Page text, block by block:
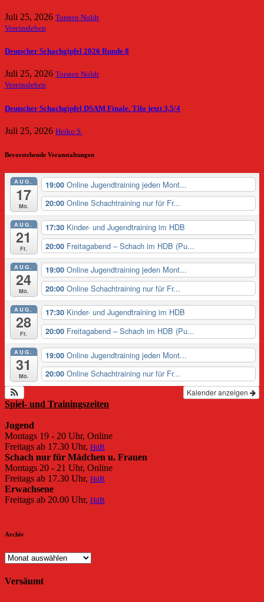
Juli 25, 2026 Torsten Noldt
Vereinsleben
Deutscher Schachgipfel 2026 Runde 8
Juli 25, 2026 Torsten Noldt
Vereinsleben
Deutscher Schachgipfel DSAM Finale. Tilo jetzt 3,5/4
Juli 25, 2026 Heiko S.
Bevorstehende Veranstaltungen
AUG.
17
Mo.
19:00 Online Jugendtraining jeden Mont...
20:00 Online Schachtraining nur für Fr...
AUG.
21
Fr.
17:30 Kinder- und Jugendtraining im HDB
20:00 Freitagabend – Schach im HDB (Pu...
AUG.
24
Mo.
19:00 Online Jugendtraining jeden Mont...
20:00 Online Schachtraining nur für Fr...
AUG.
28
Fr.
17:30 Kinder- und Jugendtraining im HDB
20:00 Freitagabend – Schach im HDB (Pu...
AUG.
31
Mo.
19:00 Online Jugendtraining jeden Mont...
20:00 Online Schachtraining nur für Fr...
Kalender anzeigen
Spiel- und Trainingszeiten
Jugend
Montags 19 - 20 Uhr, Online
Freitags ab 17.30 Uhr, HdB
Schach nur für Mädchen u. Frauen
Montags 20 - 21 Uhr, Online
Freitags ab 17.30 Uhr, HdB
Erwachsene
Freitags ab 20.00 Uhr, HdB
Archiv
Archiv
Versäumt